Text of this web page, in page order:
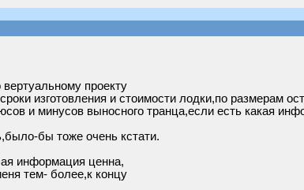
проекту
изготовления и стоимости лодки,по размерам
и минусов выносного транца,если есть какая
бы тоже очень кстати.
информация ценна,
тем- более,к концу